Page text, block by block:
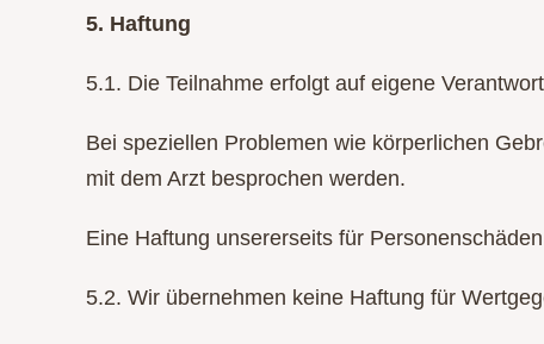
5. Haftung
5.1. Die Teilnahme erfolgt auf eigene
Bei speziellen Problemen wie körperlichen
mit dem Arzt besprochen werden.
Eine Haftung unsererseits für
5.2. Wir übernehmen keine Haftung für